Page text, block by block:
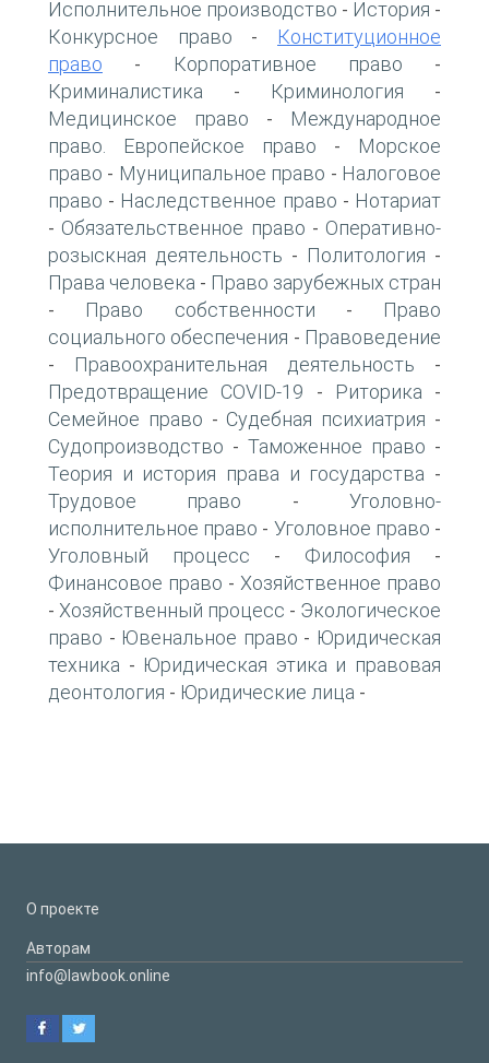
Исполнительное производство - История -
Конкурсное право -
Конституционное
право - Корпоративное право -
Криминалистика - Криминология -
Медицинское право -
Международное
право. Европейское право -
Морское
право - Муниципальное право - Налоговое
право - Наследственное право - Нотариат
- Обязательственное право - Оперативно-
розыскная деятельность - Политология -
Права человека - Право зарубежных стран
- Право собственности -
Право
социального обеспечения - Правоведение
- Правоохранительная деятельность -
Предотвращение COVID-19 - Риторика -
Семейное право - Судебная психиатрия -
Судопроизводство - Таможенное право -
Теория и история права и государства -
Трудовое право -Уголовно-
исполнительное право - Уголовное право -
Уголовный процесс - Философия -
Финансовое право - Хозяйственное право
- Хозяйственный процесс - Экологическое
право - Ювенальное право - Юридическая
техника - Юридическая этика и правовая
деонтология - Юридические лица -
О проекте
Авторам
info@lawbook.online